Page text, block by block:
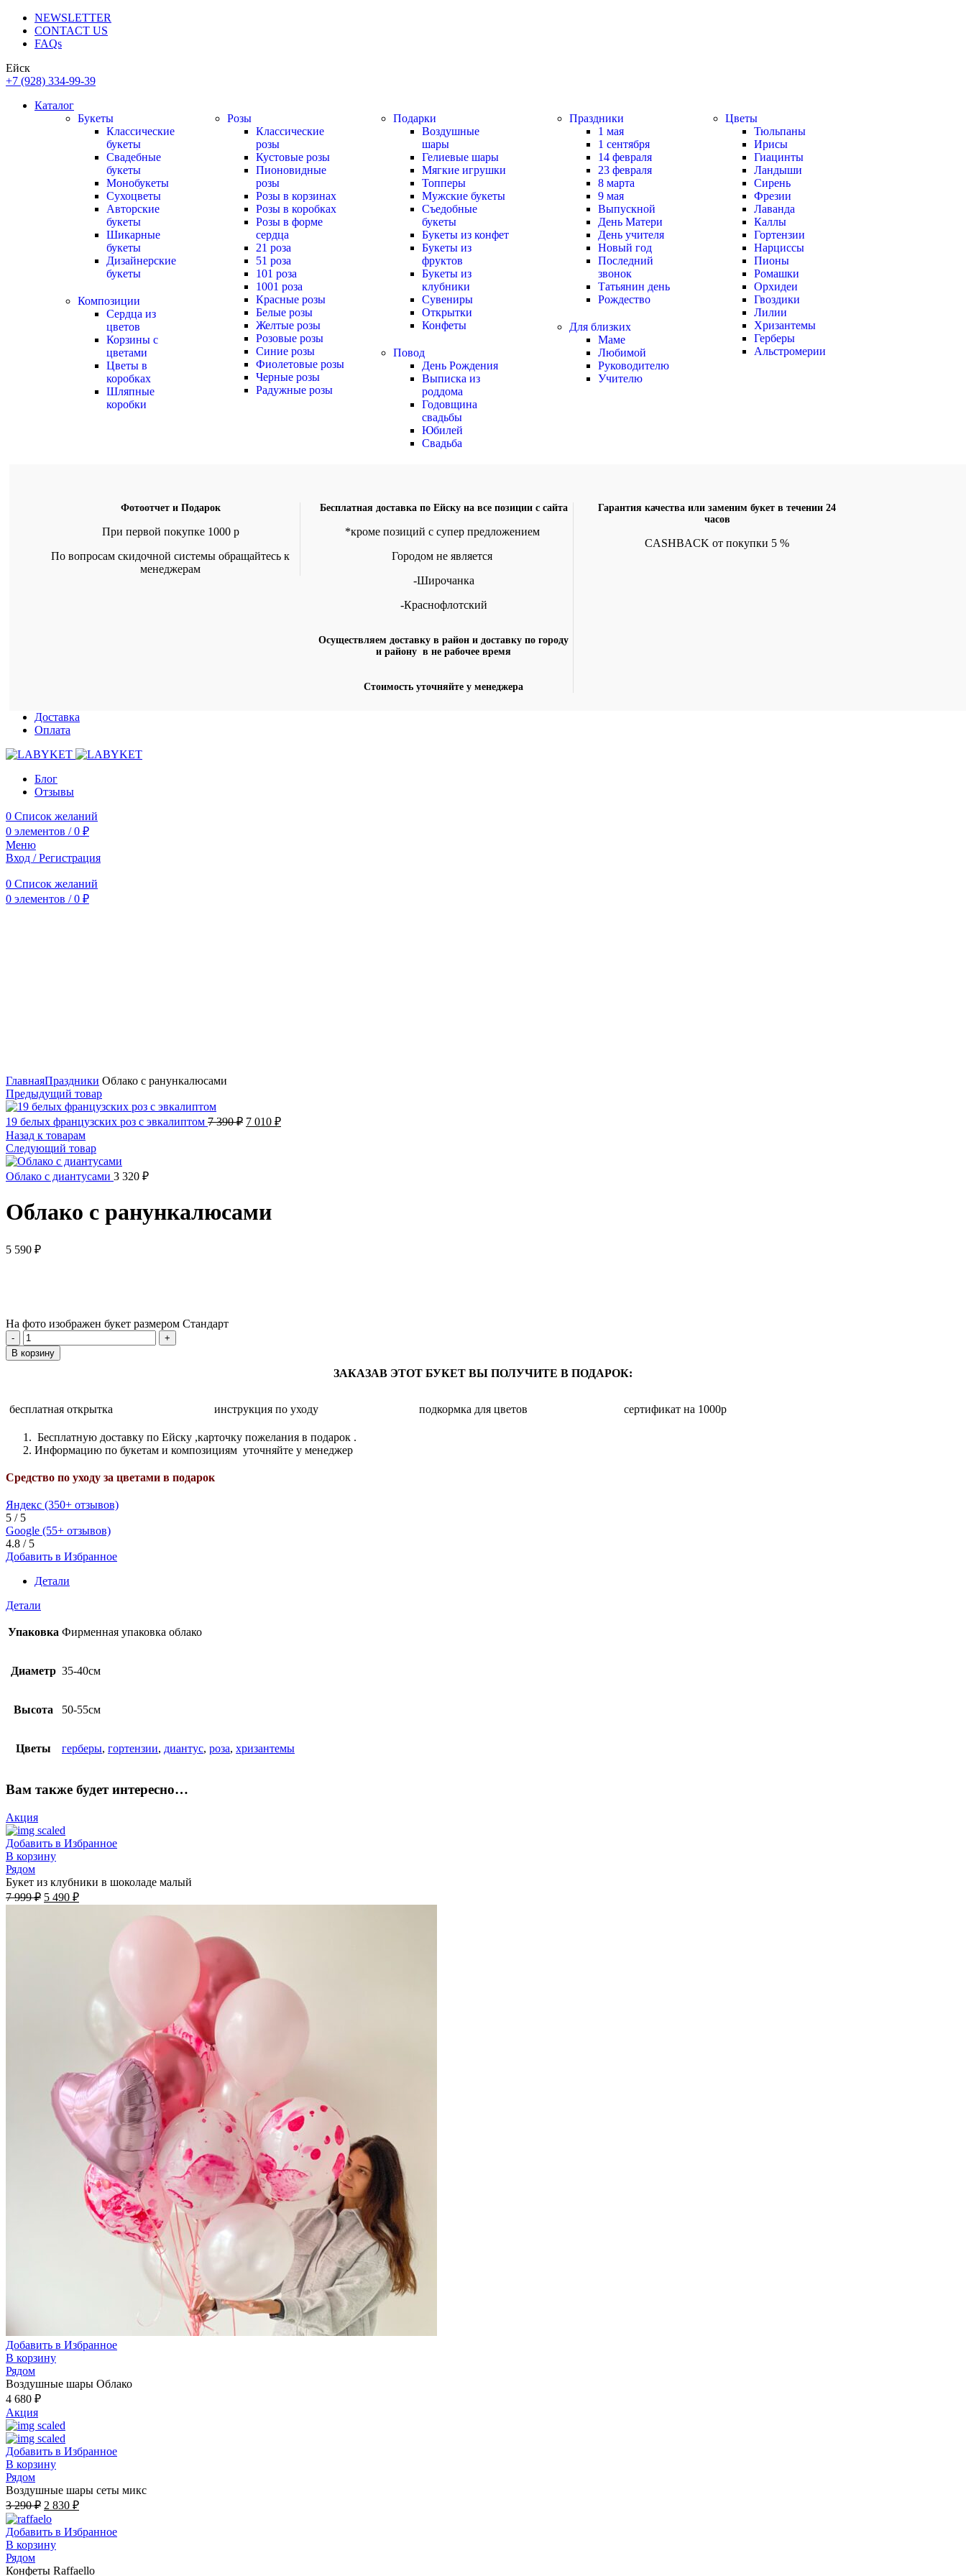
NEWSLETTER
CONTACT US
FAQs
Ейск
+7 (928) 334-99-39
Каталог
Букеты
Классические
букеты
Свадебные
букеты
Монобукеты
Сухоцветы
Авторские
букеты
Шикарные
букеты
Дизайнерские
букеты
Композиции
Сердца из
цветов
Корзины с
цветами
Цветы в
коробках
Шляпные
коробки
Розы
Классические
розы
Кустовые розы
Пионовидные
розы
Розы в корзинах
Розы в коробках
Розы в форме
сердца
21 роза
51 роза
101 роза
1001 роза
Красные розы
Белые розы
Желтые розы
Розовые розы
Синие розы
Фиолетовые розы
Черные розы
Радужные розы
Подарки
Воздушные
шары
Гелиевые шары
Мягкие игрушки
Топперы
Мужские букеты
Съедобные
букеты
Букеты из конфет
Букеты из
фруктов
Букеты из
клубники
Сувениры
Открытки
Конфеты
Повод
День Рождения
Выписка из
роддома
Годовщина
свадьбы
Юбилей
Свадьба
Праздники
1 мая
1 сентября
14 февраля
23 февраля
8 марта
9 мая
Выпускной
День Матери
День учителя
Новый год
Последний
звонок
Татьянин день
Рождество
Для близких
Маме
Любимой
Руководителю
Учителю
Цветы
Тюльпаны
Ирисы
Гиацинты
Ландыши
Сирень
Фрезии
Лаванда
Каллы
Гортензии
Нарциссы
Пионы
Ромашки
Орхидеи
Гвоздики
Лилии
Хризантемы
Герберы
Альстромерии
Фотоотчет и Подарок
При первой покупке 1000 р
По вопросам скидочной системы обращайтесь к
менеджерам
Бесплатная доставка по Ейску на все позиции с сайта
*кроме позиций с супер предложением
Городом не является
-Широчанка
-Краснофлотский
Осуществляем доставку в район и доставку по городу
и району в не рабочее время
Стоимость уточняйте у менеджера
Гарантия качества или заменим букет в течении 24
часов
CASHBACK от покупки 5 %
Доставка
Оплата
Блог
Отзывы
0 Список желаний
0 элементов / 0 ₽
Меню
Вход / Регистрация
0 Список желаний
0 элементов / 0 ₽
ГлавнаяПраздники Облако с ранункалюсами
Предыдущий товар
19 белых французских роз с эвкалиптом 7 390₽ 7 010 ₽
Назад к товарам
Следующий товар
Облако с диантусами 3 320 ₽
Облако с ранункалюсами
5 590 ₽
На фото изображен букет размером Стандарт
В корзину
ЗАКАЗАВ ЭТОТ БУКЕТ ВЫ ПОЛУЧИТЕ В ПОДАРОК:
бесплатная открытка инструкция по уходу подкормка для цветов сертификат на 1000р
Бесплатную доставку по Ейску ,карточку пожелания в подарок .
Информацию по букетам и композициям уточняйте у менеджер
Средство по уходу за цветами в подарок
Яндекс (350+ отзывов)
5 / 5
Google (55+ отзывов)
4.8 / 5
Добавить в Избранное
Детали
Детали
Упаковка Фирменная упаковка облако
Диаметр 35-40см
Высота 50-55см
Цветы герберы, гортензии, диантус, роза, хризантемы
Вам также будет интересно…
Акция
Добавить в Избранное
В корзину
Рядом
Букет из клубники в шоколаде малый
7 999₽ 5 490 ₽
Добавить в Избранное
В корзину
Рядом
Воздушные шары Облако
4 680 ₽
Акция
Добавить в Избранное
В корзину
Рядом
Воздушные шары сеты микс
3 290₽ 2 830 ₽
Добавить в Избранное
В корзину
Рядом
Конфеты Raffaello